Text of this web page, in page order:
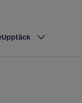
Upptäck